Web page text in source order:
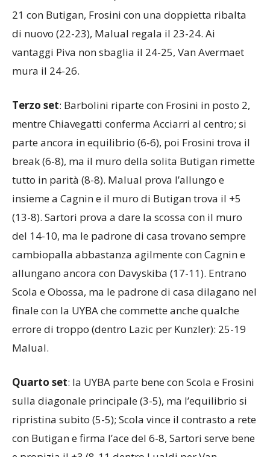
21 con Butigan, Frosini con una doppietta ribalta
di nuovo (22-23), Malual regala il 23-24. Ai
vantaggi Piva non sbaglia il 24-25, Van Avermaet
: Barbolini riparte con Frosini in posto 2,
mentre Chiavegatti conferma Acciarri al centro; si
parte ancora in equilibrio (6-6), poi Frosini trova il
break (6-8), ma il muro della solita Butigan rimette
tutto in parità (8-8). Malual prova l’allungo e
insieme a Cagnin e il muro di Butigan trova il +5
(13-8). Sartori prova a dare la scossa con il muro
del 14-10, ma le padrone di casa trovano sempre
cambiopalla abbastanza agilmente con Cagnin e
allungano ancora con Davyskiba (17-11). Entrano
Scola e Obossa, ma le padrone di casa dilagano nel
finale con la UYBA che commette anche qualche
errore di troppo (dentro Lazic per Kunzler): 25-19
: la UYBA parte bene con Scola e Frosini
sulla diagonale principale (3-5), ma l’equilibrio si
ripristina subito (5-5); Scola vince il contrasto a rete
con Butigan e firma l’ace del 6-8, Sartori serve bene